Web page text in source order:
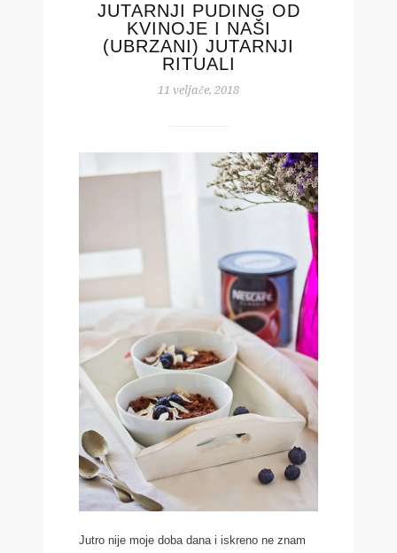
JUTARNJI PUDING OD
KVINOJE I NAŠI
(UBRZANI) JUTARNJI
RITUALI
11 veljače, 2018
Jutro nije moje doba dana i iskreno ne znam